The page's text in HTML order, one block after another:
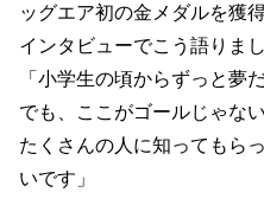
ッグエア初の金メダルを獲
インタビューでこう語りまし
「小学生の頃からずっと夢
でも、ここがゴールじゃな
たくさんの人に知ってもら
いです」